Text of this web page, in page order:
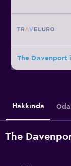
The Davenport
Hakkında
The